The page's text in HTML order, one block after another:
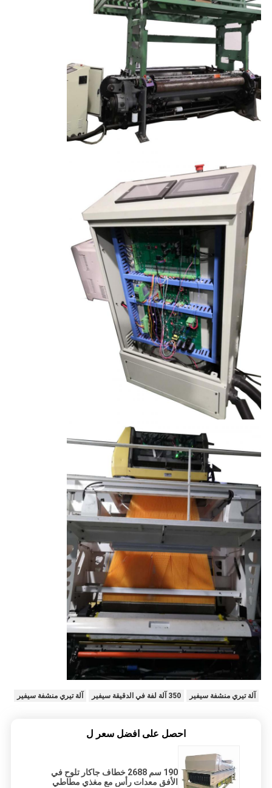
آلة تيري منشفة سيفير 350 آلة لفة في الدقيقة سيفير آلة تيري منشفة سيفير
احصل على افضل سعر ل
190 سم 2688 خطاف جاكار تلوح في
الأفق معدات رأس مع مغذي مطاطي